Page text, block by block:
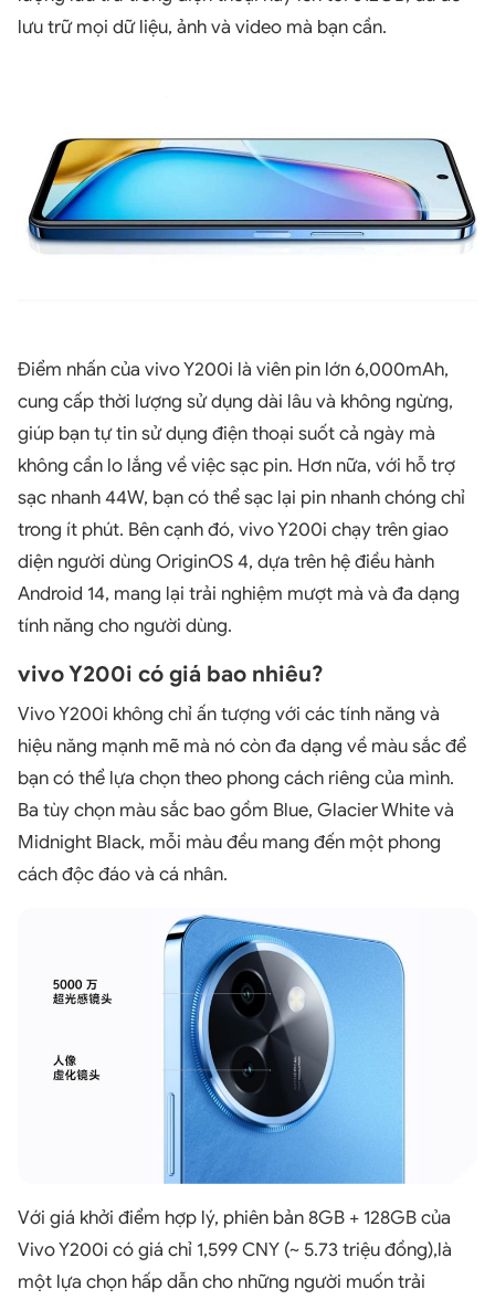
lưu trữ mọi dữ liệu, ảnh và video mà bạn cần.
Điểm nhấn của vivo Y200i là viên pin lớn 6,000mAh,
cung cấp thời lượng sử dụng dài lâu và không ngừng,
giúp bạn tự tin sử dụng điện thoại suốt cả ngày mà
không cần lo lắng về việc sạc pin. Hơn nữa, với hỗ trợ
sạc nhanh 44W, bạn có thể sạc lại pin nhanh chóng chỉ
trong ít phút. Bên cạnh đó, vivo Y200i chạy trên giao
diện người dùng OriginOS 4, dựa trên hệ điều hành
Android 14, mang lại trải nghiệm mượt mà và đa dạng
tính năng cho người dùng.
vivo Y200i có giá bao nhiêu?
Vivo Y200i không chỉ ấn tượng với các tính năng và
hiệu năng mạnh mẽ mà nó còn đa dạng về màu sắc để
bạn có thể lựa chọn theo phong cách riêng của mình.
Ba tùy chọn màu sắc bao gồm Blue, Glacier White và
Midnight Black, mỗi màu đều mang đến một phong
cách độc đáo và cá nhân.
Với giá khởi điểm hợp lý, phiên bản 8GB + 128GB của
Vivo Y200i có giá chỉ 1,599 CNY (~ 5.73 triệu đồng),là
một lựa chọn hấp dẫn cho những người muốn trải